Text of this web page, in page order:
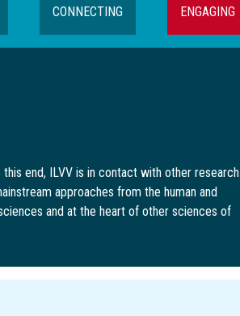
CONNECTING ENGAGING
end, ILVV is in contact with other research
approaches from the human and
and at the heart of other sciences of